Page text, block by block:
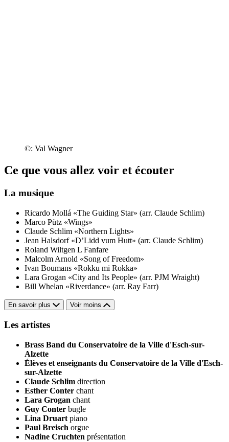
©: Val Wagner
Ce que vous allez voir et écouter
La musique
Ricardo Mollá «The Guiding Star» (arr. Claude Schlim)
Marco Pütz «Wings»
Claude Schlim «Northern Lights»
Jean Halsdorf «D’Lidd vum Hutt» (arr. Claude Schlim)
Roland Wiltgen L Fanfare
Malcolm Arnold «Song of Freedom»
Ivan Boumans «Rokku mi Rokka»
Lara Grogan «City and Its People» (arr. PJM Wraight)
Bill Whelan «Riverdance» (arr. Ray Farr)
En savoir plus Voir moins
Les artistes
Brass Band du Conservatoire de la Ville d'Esch-sur-
Alzette
Élèves et enseignants du Conservatoire de la Ville d'Esch-
sur-Alzette
Claude Schlim direction
Esther Conter chant
Lara Grogan chant
Guy Conter bugle
Lina Druart piano
Paul Breisch orgue
Nadine Cruchten présentation